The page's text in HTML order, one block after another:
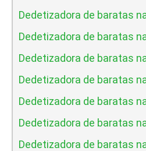
Dedetizadora de baratas
Dedetizadora de baratas
Dedetizadora de baratas
Dedetizadora de baratas
Dedetizadora de baratas
Dedetizadora de baratas
Dedetizadora de baratas